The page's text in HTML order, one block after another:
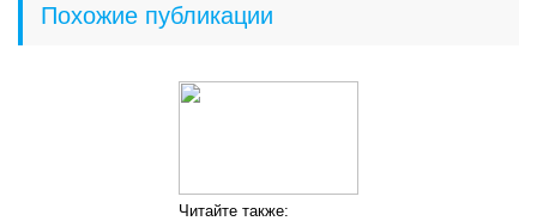
Похожие публикации
Читайте также: